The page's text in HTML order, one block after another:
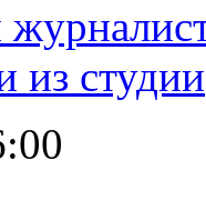
из студии